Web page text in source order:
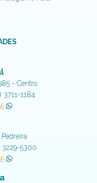
- Centro
3711-1184
3229-5300